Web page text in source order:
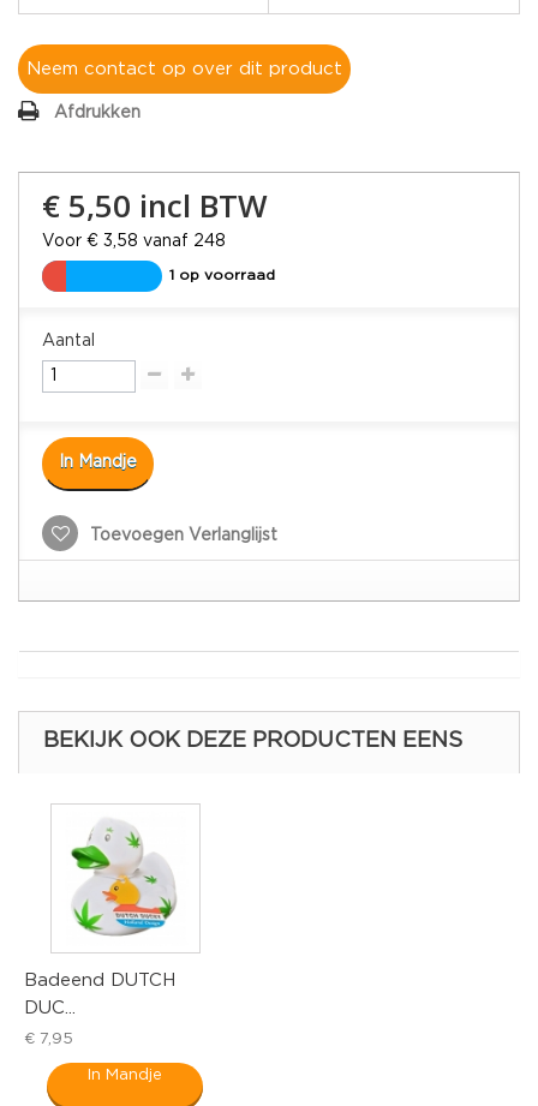
Neem contact op over dit product
Afdrukken
€ 5,50 incl BTW
Voor € 3,58 vanaf 248
1 op voorraad
Aantal
In Mandje
Toevoegen Verlanglijst
BEKIJK OOK DEZE PRODUCTEN EENS
DUTCH
In Mandje